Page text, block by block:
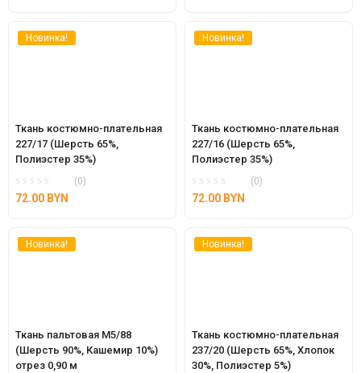
Новинка!
Ткань костюмно-плательная
227/17 (Шерсть 65%,
Полиэстер 35%)
(0)
72.00 BYN
Новинка!
Ткань костюмно-плательная
227/16 (Шерсть 65%,
Полиэстер 35%)
(0)
72.00 BYN
Новинка!
Ткань пальтовая М5/88
(Шерсть 90%, Кашемир 10%)
отрез 0,90 м
Новинка!
Ткань костюмно-плательная
237/20 (Шерсть 65%, Хлопок
30%, Полиэстер 5%)